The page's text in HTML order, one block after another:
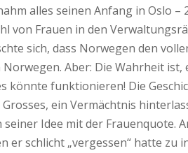
alles seinen Anfang in Oslo
von Frauen in den
sich, dass Norwegen den
Aber: Die Wahrheit
könnte funktionieren! Die
ein Vermächtnis
Idee mit der Frauenquote.
schlicht „vergessen“ hatte zu